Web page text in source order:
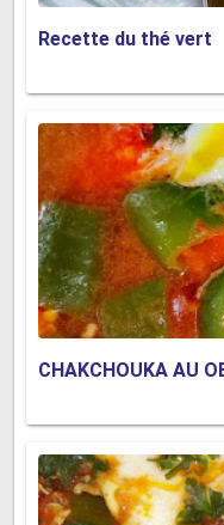
Recette du thé vert
CHAKCHOUKA AU